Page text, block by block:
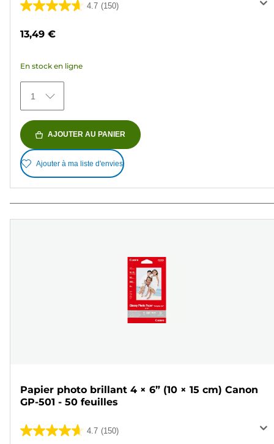
4.7 (150)
4.7
150
avis
13,49 €
En stock en ligne
1
AJOUTER AU PANIER
Ajouter à ma liste d'envies
Papier photo brillant 4 × 6” (10 × 15 cm) Canon
GP-501 - 50 feuilles
4.7 (150)
4.7